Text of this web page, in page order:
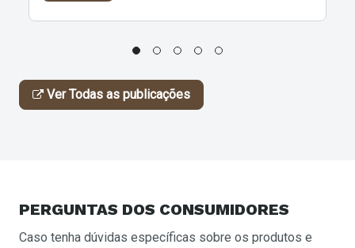
Ver Todas as publicações
PERGUNTAS DOS CONSUMIDORES
Caso tenha dúvidas específicas sobre os produtos e